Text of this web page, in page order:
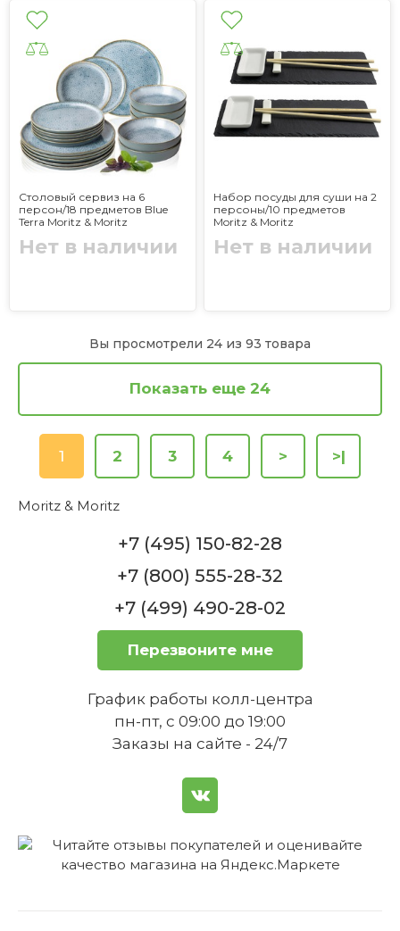
Столовый сервиз на 6
персон/18 предметов Blue
Terra Moritz & Moritz
Нет в наличии
Набор посуды для суши на 2
персоны/10 предметов
Moritz & Moritz
Нет в наличии
Вы просмотрели 24 из 93 товара
Показать еще 24
1 2 3 4 > >|
Moritz & Moritz
+7 (495) 150-82-28
+7 (800) 555-28-32
+7 (499) 490-28-02
Перезвоните мне
График работы колл-центра
пн-пт, с 09:00 до 19:00
Заказы на сайте - 24/7